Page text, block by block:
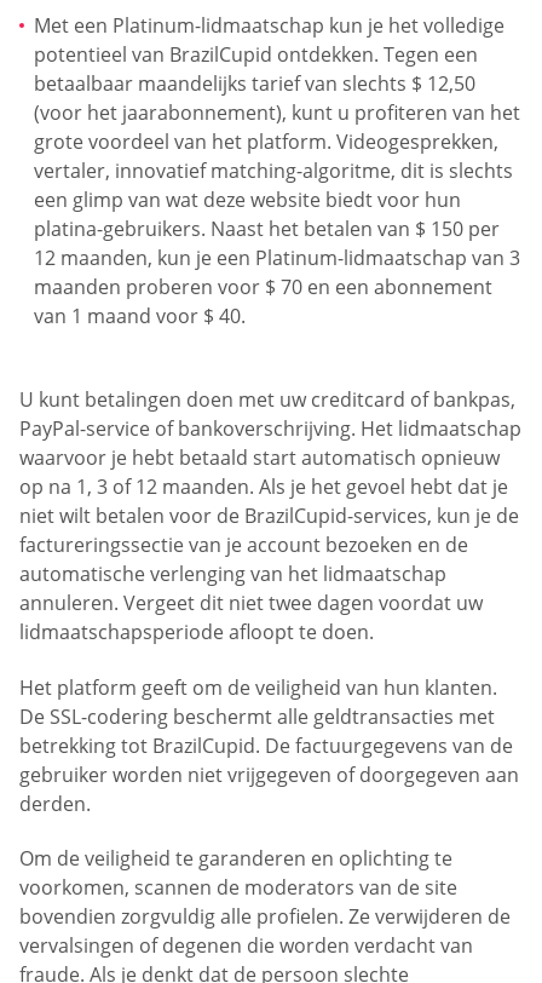
Met een Platinum-lidmaatschap kun je het volledige
potentieel van BrazilCupid ontdekken. Tegen een
betaalbaar maandelijks tarief van slechts $ 12,50
(voor het jaarabonnement), kunt u profiteren van het
grote voordeel van het platform. Videogesprekken,
vertaler, innovatief matching-algoritme, dit is slechts
een glimp van wat deze website biedt voor hun
platina-gebruikers. Naast het betalen van $ 150 per
12 maanden, kun je een Platinum-lidmaatschap van 3
maanden proberen voor $ 70 en een abonnement
van 1 maand voor $ 40.
U kunt betalingen doen met uw creditcard of bankpas,
PayPal-service of bankoverschrijving. Het lidmaatschap
waarvoor je hebt betaald start automatisch opnieuw
op na 1, 3 of 12 maanden. Als je het gevoel hebt dat je
niet wilt betalen voor de BrazilCupid-services, kun je de
factureringssectie van je account bezoeken en de
automatische verlenging van het lidmaatschap
annuleren. Vergeet dit niet twee dagen voordat uw
lidmaatschapsperiode afloopt te doen.
Het platform geeft om de veiligheid van hun klanten.
De SSL-codering beschermt alle geldtransacties met
betrekking tot BrazilCupid. De factuurgegevens van de
gebruiker worden niet vrijgegeven of doorgegeven aan
derden.
Om de veiligheid te garanderen en oplichting te
voorkomen, scannen de moderators van de site
bovendien zorgvuldig alle profielen. Ze verwijderen de
vervalsingen of degenen die worden verdacht van
fraude. Als je denkt dat de persoon slechte